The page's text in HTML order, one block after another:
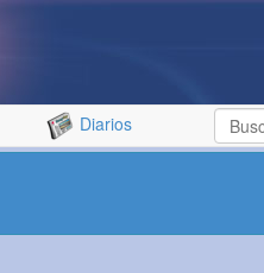
Diarios